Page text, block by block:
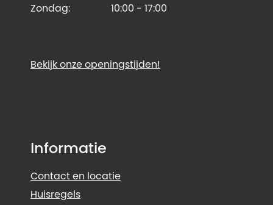
Zondag:
10:00 - 17:00
Bekijk onze openingstijden!
Informatie
Contact en locatie
Huisregels